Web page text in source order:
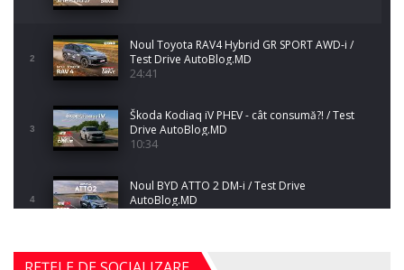
2
Noul Toyota RAV4 Hybrid GR SPORT AWD-i /
Test Drive AutoBlog.MD
24:41
3
Škoda Kodiaq iV PHEV - cât consumă?! / Test
Drive AutoBlog.MD
10:34
4
Noul BYD ATTO 2 DM-i / Test Drive
AutoBlog.MD
17:35
Noul Mercedes-Benz S-Class facelift (S 580